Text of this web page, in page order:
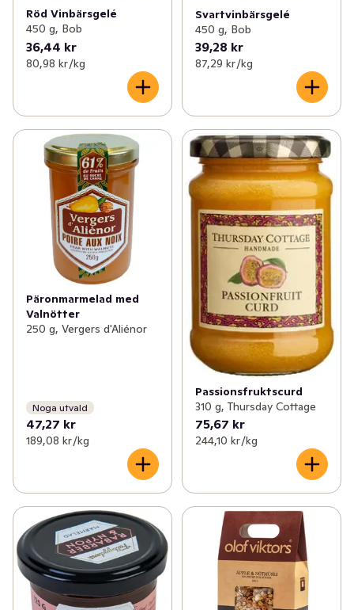
Röd Vinbärsgelé
450 g, Bob
36,44 kr
80,98 kr /kg
Svartvinbärsgelé
450 g, Bob
39,28 kr
87,29 kr /kg
Päronmarmelad med
Valnötter
250 g, Vergers d'Aliénor
Noga utvald
47,27 kr
189,08 kr /kg
Passionsfruktscurd
310 g, Thursday Cottage
75,67 kr
244,10 kr /kg